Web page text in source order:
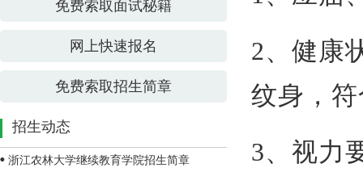
免费索取面试秘籍
网上快速报名
免费索取招生简章
招生动态
浙江农林大学继续教育学院招生简章
2、健康
纹身，
3、视力